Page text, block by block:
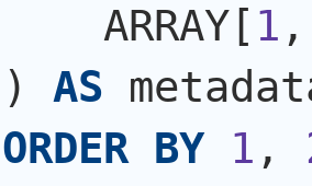
    ARRAY[
1
)
AS
ORDER BY 1 ,